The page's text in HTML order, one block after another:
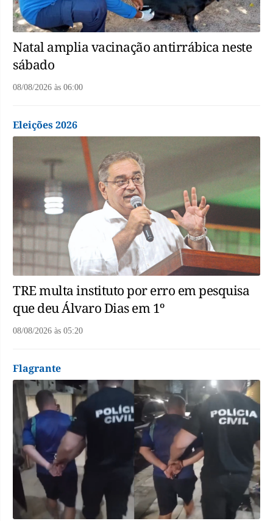
Natal amplia vacinação antirrábica neste
sábado
08/08/2026 às 06:00
Eleições 2026
TRE multa instituto por erro em pesquisa
que deu Álvaro Dias em 1º
08/08/2026 às 05:20
Flagrante